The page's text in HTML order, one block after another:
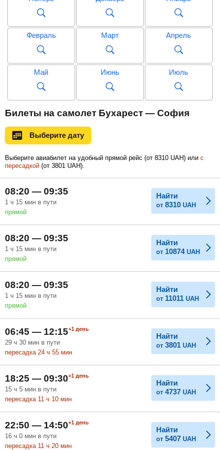
Февраль Март Апрель
Май Июнь Июль
Сентябрь Октябрь
Ноябрь
Билеты на самолет Бухарест — София
Выберите дату
Выберите авиабилет на удобный прямой рейс (от 8310 UAH) или с
пересадкой (от 3801 UAH).
08:20 — 09:35
1 ч 15 мин в пути
прямой
Найти
от 8310 UAH
08:20 — 09:35
1 ч 15 мин в пути
прямой
Найти
от 10874 UAH
08:20 — 09:35
1 ч 15 мин в пути
прямой
Найти
от 11011 UAH
06:45 — 12:15+1 день
29 ч 30 мин в пути
пересадка 24 ч 55 мин
Найти
от 3801 UAH
18:25 — 09:30+1 день
15 ч 5 мин в пути
пересадка 11 ч 10 мин
Найти
от 4737 UAH
22:50 — 14:50+1 день
16 ч 0 мин в пути
пересадка 11 ч 20 мин
Найти
от 5407 UAH